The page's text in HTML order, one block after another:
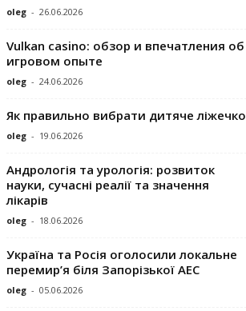
oleg - 26.06.2026
Vulkan casino: обзор и впечатления об
игровом опыте
oleg - 24.06.2026
Як правильно вибрати дитяче ліжечко
oleg - 19.06.2026
Андрологія та урологія: розвиток
науки, сучасні реалії та значення
лікарів
oleg - 18.06.2026
Україна та Росія оголосили локальне
перемир’я біля Запорізької АЕС
oleg - 05.06.2026